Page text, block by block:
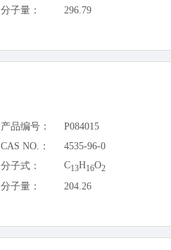
分子量： 296.79
产品编号：
P084015
CAS NO.：
4535-96-0
分子式：
C13H16O2
分子量： 204.26